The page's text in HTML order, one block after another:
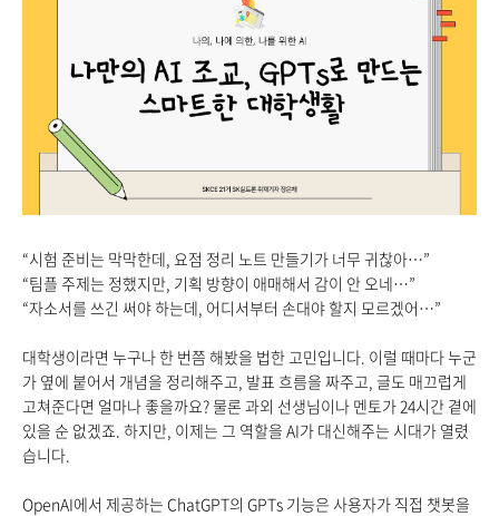
“시험 준비는 막막한데, 요점 정리 노트 만들기가 너무 귀찮아…”
“팀플 주제는 정했지만, 기획 방향이 애매해서 감이 안 오네…”
“자소서를 쓰긴 써야 하는데, 어디서부터 손대야 할지 모르겠어…”
대학생이라면 누구나 한 번쯤 해봤을 법한 고민입니다. 이럴 때마다 누군
가 옆에 붙어서 개념을 정리해주고, 발표 흐름을 짜주고, 글도 매끄럽게
고쳐준다면 얼마나 좋을까요? 물론 과외 선생님이나 멘토가 24시간 곁에
있을 순 없겠죠. 하지만, 이제는 그 역할을 AI가 대신해주는 시대가 열렸
습니다.
OpenAI에서 제공하는 ChatGPT의 GPTs 기능은 사용자가 직접 챗봇을